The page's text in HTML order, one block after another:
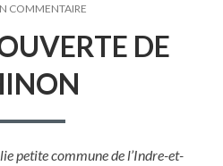
COMMENTAIRE
LA
DÉCOUVERTEDE
petite commune de l’Indre-et-